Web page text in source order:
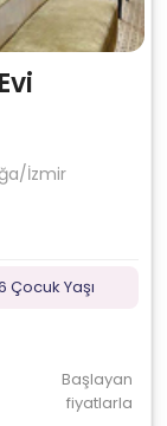
İzmir
Çocuk Yaşı
Başlayan
fiyatlarla